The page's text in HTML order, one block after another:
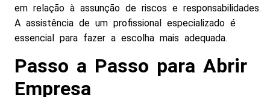
em relação à assunção de riscos e responsabilidades.
A assistência de um profissional especializado é
essencial para fazer a escolha mais adequada.
Passo a Passo para Abrir
Empresa